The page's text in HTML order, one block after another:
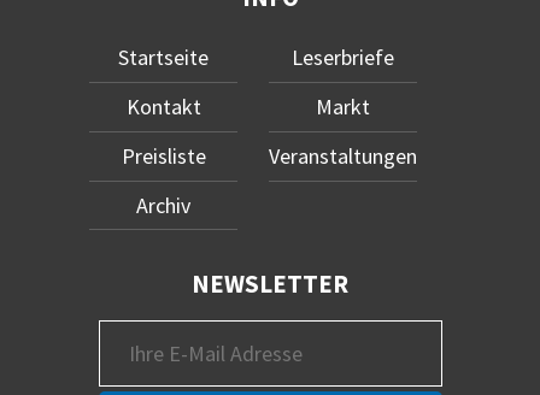
Startseite
Kontakt
Preisliste
Archiv
Leserbriefe
Markt
Veranstaltungen
NEWSLETTER